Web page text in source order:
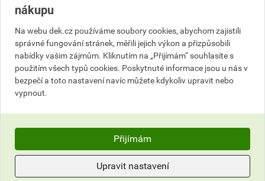
ocel DX53 + Zinek-Magnezium 120 g/m²
tloušťka materiálu 0,6 mm
oboustranný lak min. 35 µm
ochrana proti korozi
UV odolnost
odolnost proti poškrábaní
Vzhled a barvy
moderní a prémiový vzhled
barevná škála: RAL 7016, RAL 9005, RAL 8017,
nákupu
Na webu dek.cz používáme soubory cookies, abychom zajistili
správné fungování stránek, měřili jejich výkon a přizpůsobili
nabídky vašim zájmům. Kliknutím na „Přijímám“ souhlasíte s
použitím všech typů cookies. Poskytnuté informace jsou u nás v
bezpečí a toto nastavení navíc můžete kdykoliv upravit nebo
vypnout.
Přijímám
Upravit nastavení